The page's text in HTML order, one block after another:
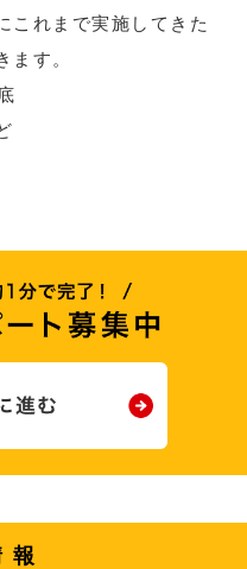
これまで実施してきた
ます。
報